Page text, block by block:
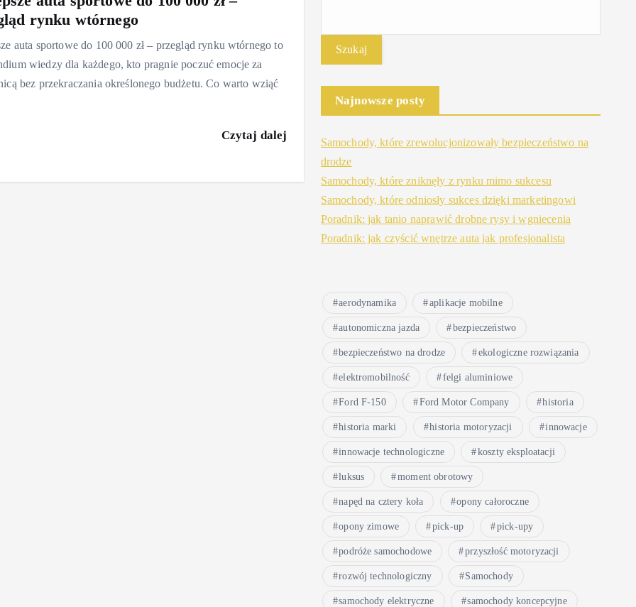
rynku wtórnego
auta sportowe do 100 000 zł – przegląd rynku wtórnego to
wiedzy dla każdego, kto pragnie poczuć emocje za
bez przekraczania określonego budżetu. Co warto wziąć
Czytaj dalej
Szukaj
Najnowsze posty
Samochody, które zrewolucjonizowały bezpieczeństwo na
drodze
Samochody, które zniknęły z rynku mimo sukcesu
Samochody, które odniosły sukces dzięki marketingowi
Poradnik: jak tanio naprawić drobne rysy i wgniecenia
Poradnik: jak czyścić wnętrze auta jak profesjonalista
aerodynamika aplikacje mobilne
autonomiczna jazda bezpieczeństwo
bezpieczeństwo na drodze ekologiczne rozwiązania
elektromobilność felgi aluminiowe
Ford F-150 Ford Motor Company historia
historia marki historia motoryzacji innowacje
innowacje technologiczne koszty eksploatacji
luksus moment obrotowy
napęd na cztery koła opony całoroczne
opony zimowe pick-up pick-upy
podróże samochodowe przyszłość motoryzacji
rozwój technologiczny Samochody
samochody elektryczne samochody koncepcyjne